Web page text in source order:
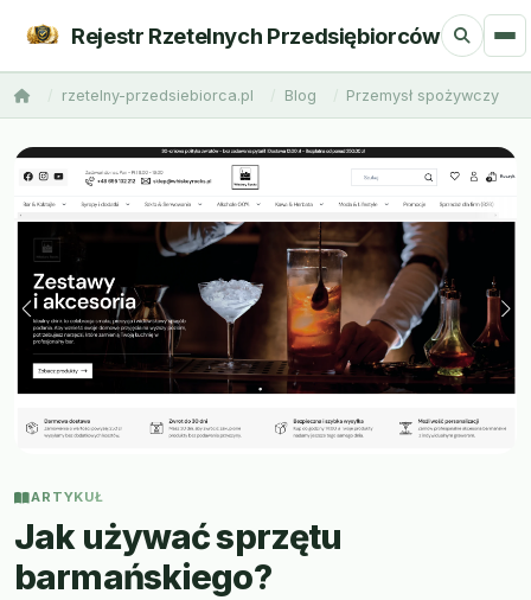
Rejestr Rzetelnych Przedsiębiorców
rzetelny-przedsiebiorca.pl Blog Przemysł spożywczy
ARTYKUŁ
Jak używać sprzętu
barmańskiego?